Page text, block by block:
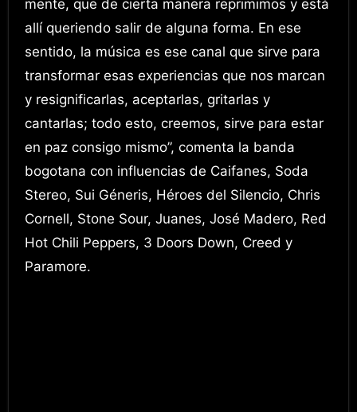
mente, que de cierta manera reprimimos y está
allí queriendo salir de alguna forma. En ese
sentido, la música es ese canal que sirve para
transformar esas experiencias que nos marcan
y resignificarlas, aceptarlas, gritarlas y
cantarlas; todo esto, creemos, sirve para estar
en paz consigo mismo”, comenta la banda
bogotana con influencias de Caifanes, Soda
Stereo, Sui Géneris, Héroes del Silencio, Chris
Cornell, Stone Sour, Juanes, José Madero, Red
Hot Chili Peppers, 3 Doors Down, Creed y
Paramore.